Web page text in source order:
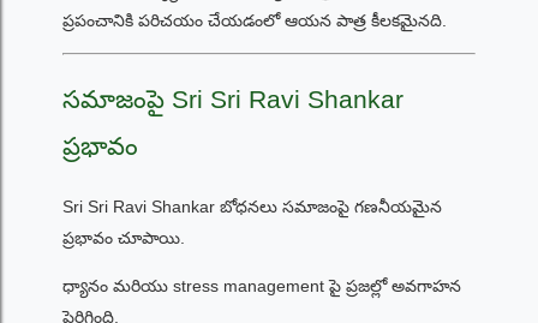
ప్రపంచానికి పరిచయం చేయడంలో ఆయన పాత్ర కీలకమైనది.
సమాజంపై Sri Sri Ravi Shankar
ప్రభావం
Sri Sri Ravi Shankar బోధనలు సమాజంపై గణనీయమైన
ప్రభావం చూపాయి.
ధ్యానం మరియు stress management పై ప్రజల్లో అవగాహన
పెరిగింది.